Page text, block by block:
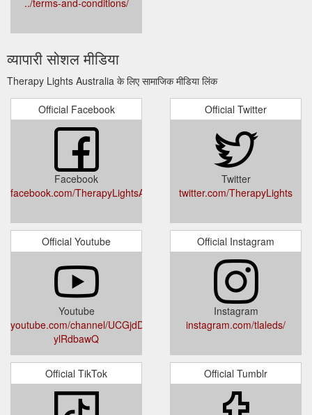
व्यापारी सोशल मीडिया
Therapy Lights Australia के लिए सामाजिक मीडिया लिंक
Official Facebook
Facebook
facebook.com/TherapyLightsAustralia/
Official Twitter
Twitter
twitter.com/TherapyLights
Official Youtube
Youtube
youtube.com/channel/UCGjdDtCOvyNZNm-
ylRdbawQ
Official Instagram
Instagram
instagram.com/tlaleds/
Official TikTok Official Tumblr